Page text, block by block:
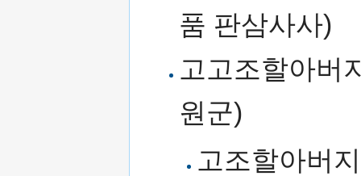
품 판삼사사)
고고조할아버
원군)
고조할아버